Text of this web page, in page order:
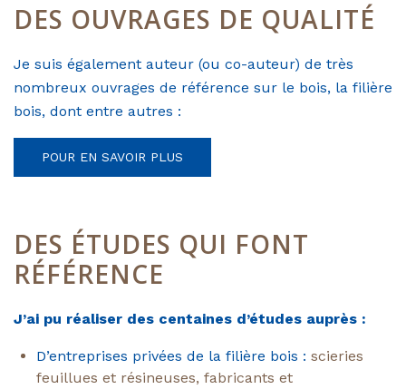
DES OUVRAGES DE QUALITÉ
Je suis également auteur (ou co-auteur) de très
nombreux ouvrages de référence sur le bois, la filière
bois, dont entre autres :
POUR EN SAVOIR PLUS
DES ÉTUDES QUI FONT
RÉFÉRENCE
J’ai pu réaliser des centaines d’études auprès :
D’entreprises privées de la filière bois : scieries
feuillues et résineuses, fabricants et